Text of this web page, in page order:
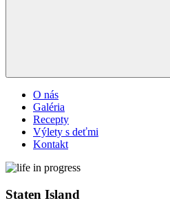
O nás
Galéria
Recepty
Výlety s deťmi
Kontakt
Staten Island